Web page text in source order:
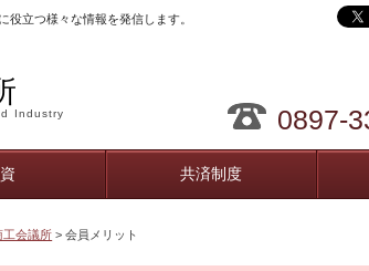
立つ様々な情報を発信します。
Industry 0897-
共済制度
工会議所 > 会員メリット